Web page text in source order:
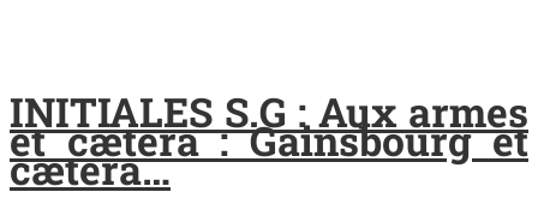
INITIALES S.G : Aux armes
et cætera : Gainsbourg et
cætera…